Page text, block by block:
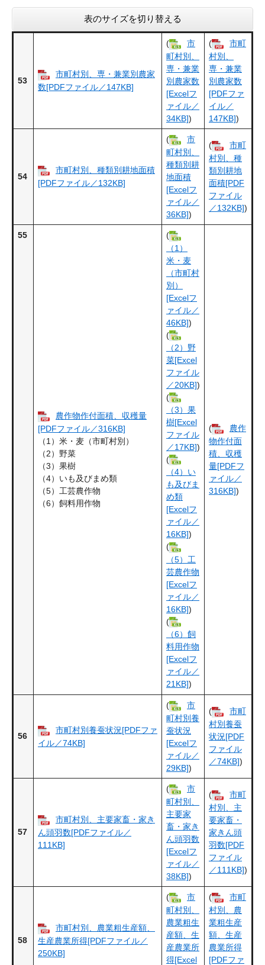
表のサイズを切り替える
53
市町村別、専・兼業別農家
数[PDFファイル／147KB]
(
市
町村別、
専・兼業
別農家数
[Excelフ
ァイル／
34KB])
(
市町
村別、
専・兼業
別農家数
[PDFファ
イル／
147KB])
54
市町村別、種類別耕地面積
[PDFファイル／132KB]
(
市
町村別、
種類別耕
地面積
[Excelフ
ァイル／
36KB])
(
市町
村別、種
類別耕地
面積[PDF
ファイル
／132KB])
55
農作物作付面積、収穫量
[PDFファイル／316KB]
（1）米・麦（市町村別）
（2）野菜
（3）果樹
（4）いも及びまめ類
（5）工芸農作物
（6）飼料用作物
(
（1）
米・麦
（市町村
別）
[Excelフ
ァイル／
46KB])
(
（2）野
菜[Excel
ファイル
／20KB])
(
（3）果
樹[Excel
ファイル
／17KB])
(
（4）い
も及びま
め類
[Excelフ
ァイル／
16KB])
(
（5）工
芸農作物
[Excelフ
ァイル／
16KB])
(
（6）飼
料用作物
[Excelフ
ァイル／
21KB])
(
農作
物作付面
積、収穫
量[PDFフ
ァイル／
316KB])
56
市町村別養蚕状況[PDFファ
イル／74KB]
(
市
町村別養
蚕状況
[Excelフ
ァイル／
29KB])
(
市町
村別養蚕
状況[PDF
ファイル
／74KB])
57
市町村別、主要家畜・家き
ん頭羽数[PDFファイル／
111KB]
(
市
町村別、
主要家
畜・家き
ん頭羽数
[Excelフ
ァイル／
38KB])
(
市町
村別、主
要家畜・
家きん頭
羽数[PDF
ファイル
／111KB])
58
市町村別、農業粗生産額、
生産農業所得[PDFファイル／
250KB]
(
市
町村別、
農業粗生
産額、生
産農業所
得[Excel
(
市町
村別、農
業粗生産
額、生産
農業所得
[PDFファ